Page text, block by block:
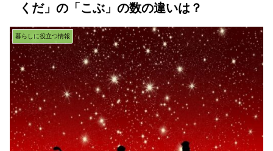
くだ」の「こぶ」の数の違いは？
暮らしに役立つ情報